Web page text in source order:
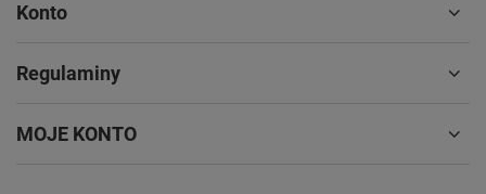
Konto
Regulaminy
MOJE KONTO